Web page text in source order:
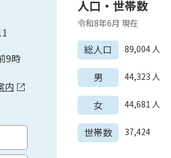
9時
内
人口・世帯数
令和8年6月 現在
総人口 89,004人
男 44,323 人
女 44,681 人
世帯数 37,424